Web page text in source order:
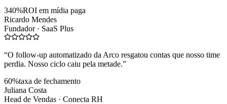
340%ROI em mídia paga
Ricardo Mendes
Fundador · SaaS Plus
“O follow-up automatizado da Arco resgatou contas que nosso time
perdia. Nosso ciclo caiu pela metade.”
60%taxa de fechamento
Juliana Costa
Head de Vendas · Conecta RH